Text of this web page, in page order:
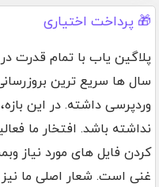
🎁 پرداخت اختیاری
پلاگین یاب با تمام قدرت
سال ها سریع ترین
وردپرسی داشته. در این
نداشته باشد. افتخار ما
کردن فایل های مورد نیاز
غنی است. شعار اصلی ما